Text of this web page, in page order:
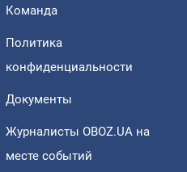
Команда
Политика
конфиденциальности
Документы
Журналисты OBOZ.UA на
месте событий